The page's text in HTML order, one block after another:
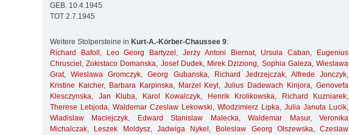
GEB. 10.4.1945
TOT 2.7.1945
Weitere Stolpersteine in Kurt-A.-Körber-Chaussee 9:
Richard Bafoll , Leo Georg Bartyzel ,Jerzy Antoni Biernat, Ursula Caban,
Eugenius
Chrusciel ,Zokistaco Domanska, Josef Dudek, Mirek Dziziong, Sophia Galeza,Wieslawa
Grat,Wieslawa Gromczyk,Georg Gubanska, Richard Jedrzejczak, Alfrede Jonczyk,
Kristine Kaicher, Barbara Karpinska, Marzel Keyl ,Julius Dadewach Kinjora,Genovefa
Klesczynska, Jan Kluba, Karol Kowalczyk, Henrik Krolikowska, Richard Kuzniarek,
Therese Lebjoda, Waldemar Czeslaw Lekowski, Wlodzimierz Lipka, Julia Januta Lucik,
Wladislaw Maciejczyk, Edward Stanislaw Malecka,Waldemar Masur,Veronika
Michalczak, Leszek Moldysz, Jadwiga Nykel , Boleslaw Georg Olszewska, Czeslaw